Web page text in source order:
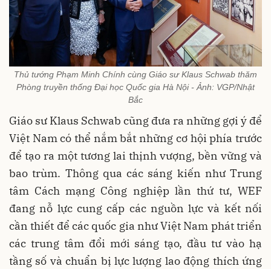
Thủ tướng Phạm Minh Chính cùng Giáo sư Klaus Schwab thăm
Phòng truyền thống Đại học Quốc gia Hà Nội - Ảnh: VGP/Nhật
Bắc
Giáo sư Klaus Schwab cũng đưa ra những gợi ý để
Việt Nam có thể nắm bắt những cơ hội phía trước
để tạo ra một tương lai thịnh vượng, bền vững và
bao trùm. Thông qua các sáng kiến như Trung
tâm Cách mạng Công nghiệp lần thứ tư, WEF
đang nỗ lực cung cấp các nguồn lực và kết nối
cần thiết để các quốc gia như Việt Nam phát triển
các trung tâm đổi mới sáng tạo, đầu tư vào hạ
tầng số và chuẩn bị lực lượng lao động thích ứng